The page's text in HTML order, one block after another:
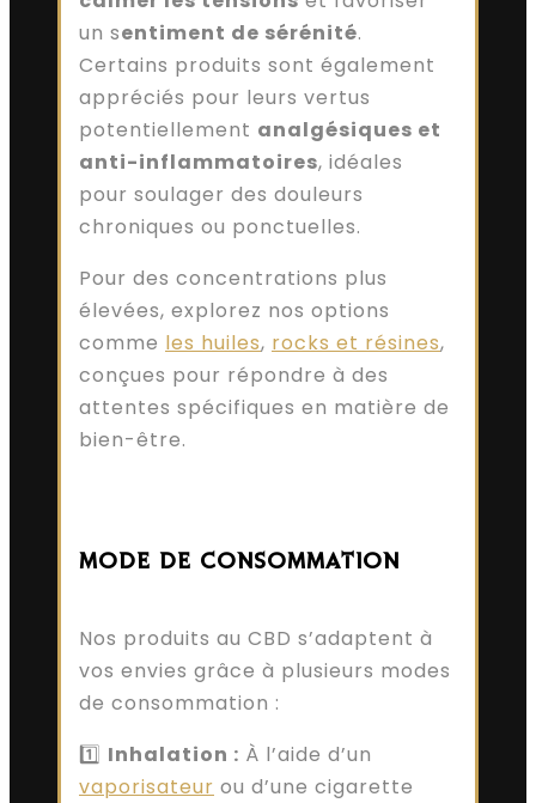
un sentiment de sérénité.
Certains produits sont également
appréciés pour leurs vertus
potentiellement analgésiques et
anti-inflammatoires, idéales
pour soulager des douleurs
chroniques ou ponctuelles.
Pour des concentrations plus
élevées, explorez nos options
comme les huiles, rocks et résines,
conçues pour répondre à des
attentes spécifiques en matière de
bien-être.
MODE DE CONSOMMATION
Nos produits au CBD s’adaptent à
vos envies grâce à plusieurs modes
de consommation :
1️⃣ Inhalation : À l’aide d’un
vaporisateur ou d’une cigarette